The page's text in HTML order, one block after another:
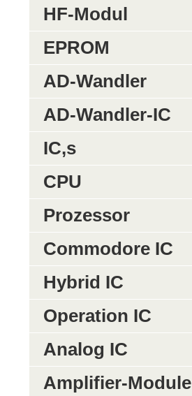
HF-Modul
EPROM
AD-Wandler
AD-Wandler-IC
IC,s
CPU
Prozessor
Commodore IC
Hybrid IC
Operation IC
Analog IC
Amplifier-Module